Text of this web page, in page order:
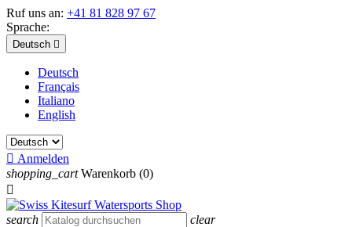
Ruf uns an: +41 81 828 97 67
Sprache:
Deutsch 
Deutsch
Français
Italiano
English
 Anmelden
shopping_cart Warenkorb (0)

search
clear